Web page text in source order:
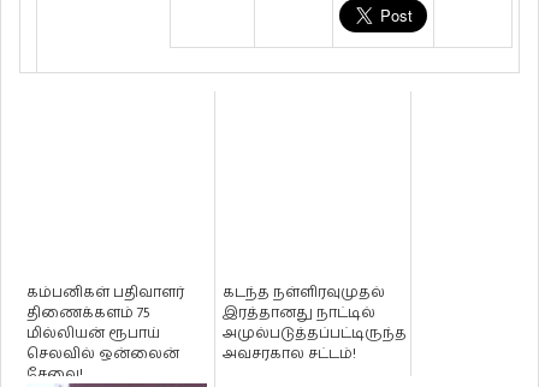
கம்பனிகள் பதிவாளர்
திணைக்களம் 75
மில்லியன் ரூபாய்
செலவில் ஒன்லைன்
சேவை!
கடந்த நள்ளிரவுமுதல்
இரத்தானது நாட்டில்
அமுல்படுத்தப்பட்டிருந்த
அவசரகால சட்டம்!